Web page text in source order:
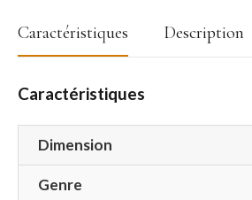
Caractéristiques Description
Caractéristiques
Dimension
Genre